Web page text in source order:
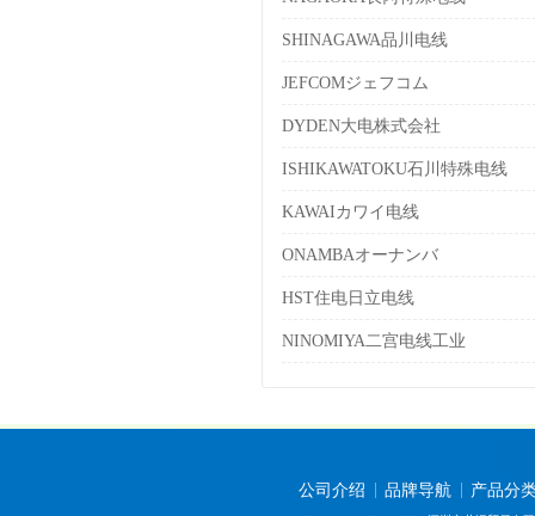
SHINAGAWA品川电线
JEFCOMジェフコム
DYDEN大电株式会社
ISHIKAWATOKU石川特殊电线
KAWAIカワイ电线
ONAMBAオーナンバ
HST住电日立电线
NINOMIYA二宫电线工业
公司介绍 品牌导航 产品分